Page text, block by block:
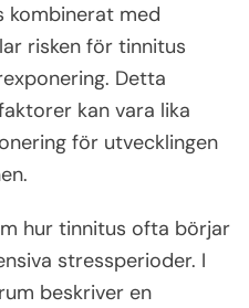
med
risken för tinnitus
Detta
kan vara lika
för utvecklingen
hur tinnitus ofta börjar
stressperioder. I
beskriver en